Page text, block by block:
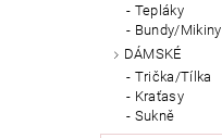
Tepláky
Bundy/Mikiny
DÁMSKÉ
Trička/Tílka
Kraťasy
Sukně